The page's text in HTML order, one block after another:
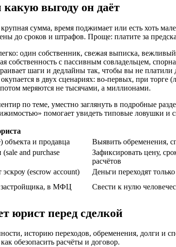
выгоду он даёт
сумма, время поджимает или есть хоть
до сроков и штрафов. Проще: платите за
один собственник, свежая выписка,
собственность с пассивным совладельцем,
шаги и дедлайны так, чтобы вы не
в двух сценариях: во‑первых, при
меряются не тысячами, а миллионами.
по теме, уместно заглянуть в подробные
помогает увидеть типовые ловушки и
объекта и продавца
Выявить обременения,
and purchase
Зафиксировать цену,
расчётов
эскроу (escrow account)
Деньги переходят
застройщика, в МФЦ
Свести к нулю
юрист перед сделкой
историю переходов, обременения, долги и
обезопасить расчёты и договор.